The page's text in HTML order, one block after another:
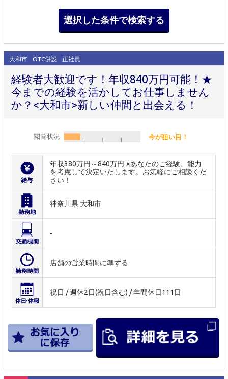
大和市 OTC併設 正社員
経験者大歓迎です！年収840万円可能！★
今までの経験を活かしてお仕事しません
か？<大和市>新しい仲間と出会える！
閲覧状況 今が狙い目！
年収380万円～840万円 ※あなたのご経験、能力
を考慮して決定いたします。お気軽にご相談くだ
さい！
神奈川県 大和市
-
店舗の営業時間に準ずる
祝日 / 週休2日(祝日含む) / 年間休日111日